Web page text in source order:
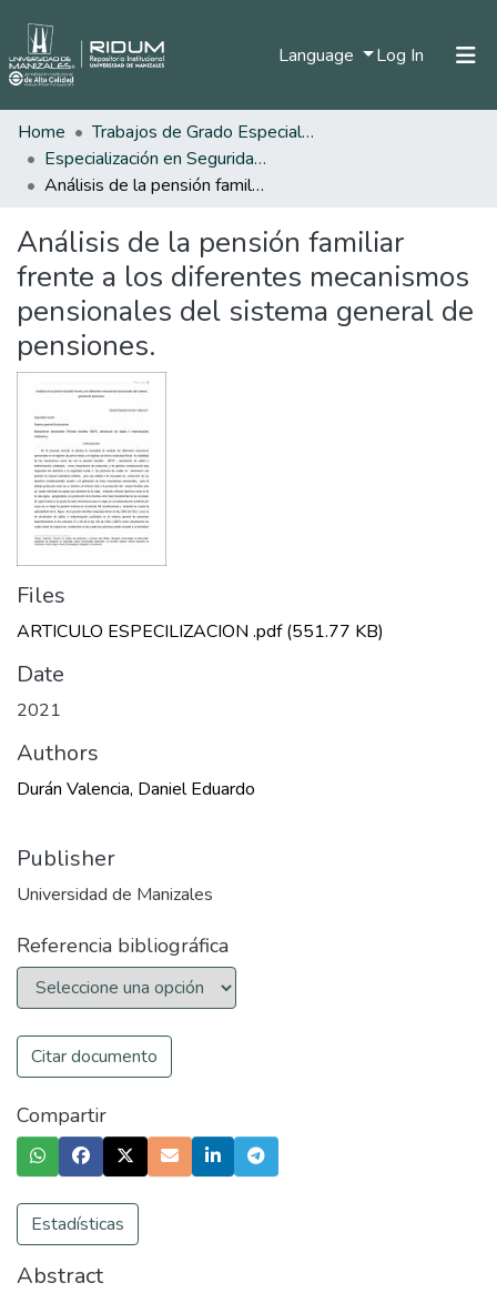
Language Log In (current)
Home
Trabajos de Grado Especializaciones
Especialización en Seguridad Social
Análisis de la pensión familiar frente a los diferentes mecanismos pensionales del sistema general de pensiones.
Análisis de la pensión familiar
frente a los diferentes mecanismos
pensionales del sistema general de
pensiones.
Files
ARTICULO ESPECILIZACION .pdf(551.77 KB)
Date
2021
Authors
Durán Valencia, Daniel Eduardo
Publisher
Universidad de Manizales
Referencia bibliográfica
Citar documento
Compartir
Estadísticas
Abstract